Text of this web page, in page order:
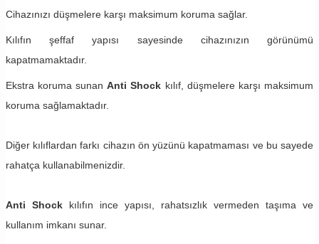
Cihazınızı düşmelere karşı maksimum koruma sağlar.
Kılıfın şeffaf yapısı sayesinde cihazınızın görünümü
kapatmamaktadır.
Ekstra koruma sunanAnti Shock kılıf, düşmelere karşı maksimum
koruma sağlamaktadır.
Diğer kılıflardan farkı cihazın ön yüzünü kapatmaması ve bu sayede
rahatça kullanabilmenizdir.
Anti Shock kılıfın ince yapısı, rahatsızlık vermeden taşıma ve
kullanım imkanı sunar.